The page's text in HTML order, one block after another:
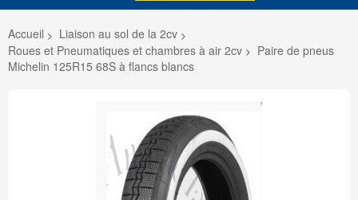
Accueil
Liaison au sol de la 2cv
Roues et Pneumatiques et chambres à air 2cv
Paire de pneus
Michelin 125R15 68S à flancs blancs